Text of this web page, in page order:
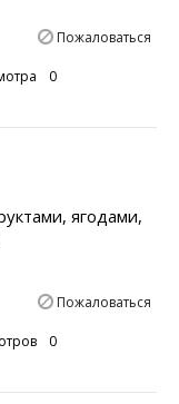
Пожаловаться
0
ягодами,
Пожаловаться
0